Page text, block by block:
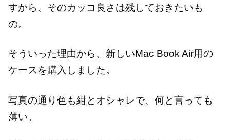
すから、そのカッコ良さは残しておきたいも
の。
そういった理由から、新しいMac Book Air用の
ケースを購入しました。
写真の通り色も紺とオシャレで、何と言っても
薄い。